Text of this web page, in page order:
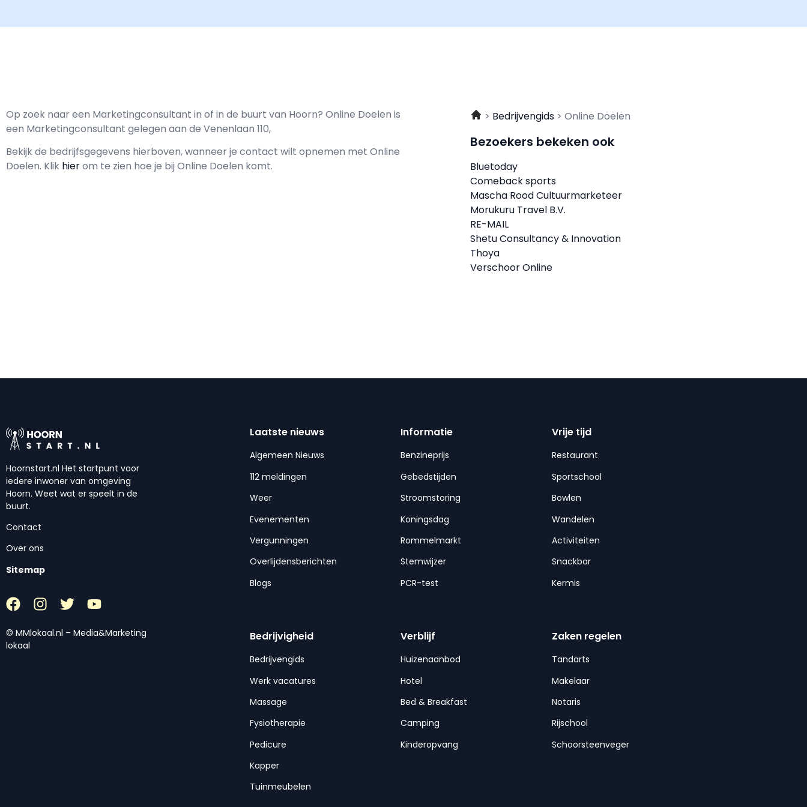
Op zoek naar een Marketingconsultant in of in de buurt van Hoorn? Online Doelen is
een Marketingconsultant gelegen aan de Venenlaan 110,
Bekijk de bedrijfsgegevens hierboven, wanneer je contact wilt opnemen met Online
Doelen. Klik hierom te zien hoe je bij Online Doelen komt.
Bedrijvengids Online Doelen
Bezoekers bekeken ook
Bluetoday
Comeback sports
Mascha Rood Cultuurmarketeer
Morukuru Travel B.V.
RE-MAIL
Shetu Consultancy & Innovation
Thoya
Verschoor Online
Hoornstart.nl Het startpunt voor
iedere inwoner van omgeving
Hoorn. Weet wat er speelt in de
buurt.
Contact
Over ons
Sitemap
© MMlokaal.nl – Media&Marketing
lokaal
Laatste nieuws
Algemeen Nieuws
112 meldingen
Weer
Evenementen
Vergunningen
Overlijdensberichten
Blogs
Informatie
Benzineprijs
Gebedstijden
Stroomstoring
Koningsdag
Rommelmarkt
Stemwijzer
PCR-test
Vrije tijd
Restaurant
Sportschool
Bowlen
Wandelen
Activiteiten
Snackbar
Kermis
Bedrijvigheid
Bedrijvengids
Werk vacatures
Massage
Fysiotherapie
Pedicure
Kapper
Tuinmeubelen
Verblijf
Huizenaanbod
Hotel
Bed & Breakfast
Camping
Kinderopvang
Zaken regelen
Tandarts
Makelaar
Notaris
Rijschool
Schoorsteenveger